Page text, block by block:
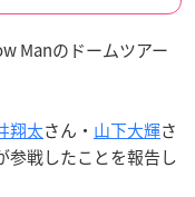
Manのドームツアー
翔太さん・ 山下大輝さ
参戦したことを報告し